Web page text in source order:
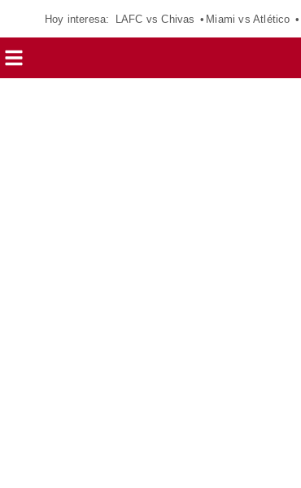
Hoy interesa: LAFC vs Chivas Miami vs Atlético